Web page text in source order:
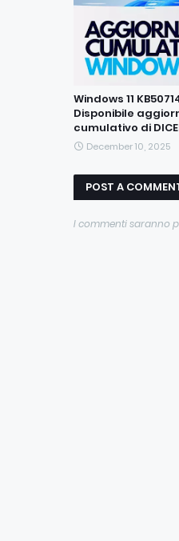
Windows 11
Disponibile
cumulativo di
December 10, 2025
POST A
I commenti saranno